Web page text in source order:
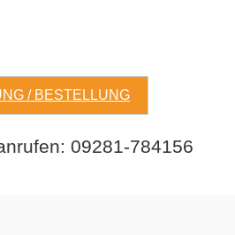
/ BESTELLUNG
09281-784156